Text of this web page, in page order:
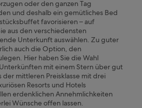
oder den ganzen Tag
und deshalb ein gemütliches Bed
favorisieren – auf
aus den verschiedensten
Unterkunft auswählen. Zu guter
auch die Option, den
Hier haben Sie die Wahl
mit einem Stern über gut
mittleren Preisklasse mit drei
Resorts und Hotels
erdenklichen Annehmlichkeiten
Wünsche offen lassen.